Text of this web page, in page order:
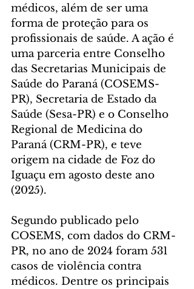
médicos, além de ser uma
forma de proteção para os
profissionais de saúde. A ação é
uma parceria entre Conselho
das Secretarias Municipais de
Saúde do Paraná (COSEMS-
PR), Secretaria de Estado da
Saúde (Sesa-PR) e o Conselho
Regional de Medicina do
Paraná (CRM-PR), e teve
origem na cidade de Foz do
Iguaçu em agosto deste ano
(2025).
Segundo publicado pelo
COSEMS, com dados do CRM-
PR, no ano de 2024 foram 531
casos de violência contra
médicos. Dentre os principais